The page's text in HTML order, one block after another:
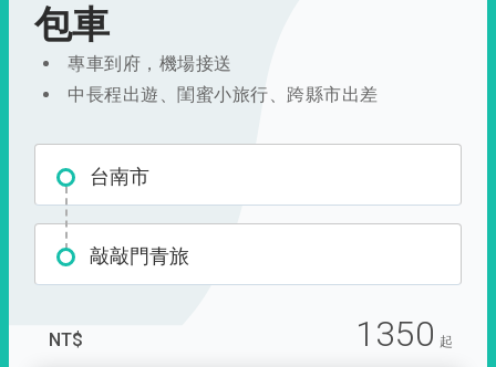
包車
專車到府，機場接送
中長程出遊、閨蜜小旅行、跨縣市出差
台南市
敲敲門青旅
NT$ 1350 起